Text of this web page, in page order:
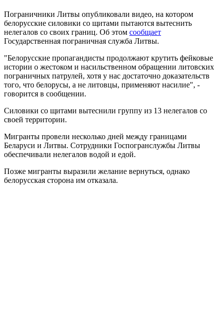
Пограничники Литвы опубликовали видео, на котором
белорусские силовики со щитами пытаются вытеснить
нелегалов со своих границ. Об этом сообщает
Государственная пограничная служба Литвы.
"Белорусские пропагандисты продолжают крутить фейковые
истории о жестоком и насильственном обращении литовских
пограничных патрулей, хотя у нас достаточно доказательств
того, что белорусы, а не литовцы, применяют насилие", -
говорится в сообщении.
Силовики со щитами вытеснили группу из 13 нелегалов со
своей территории.
Мигранты провели несколько дней между границами
Беларуси и Литвы. Сотрудники Госпогранслужбы Литвы
обеспечивали нелегалов водой и едой.
Позже мигранты выразили желание вернуться, однако
белорусская сторона им отказала.